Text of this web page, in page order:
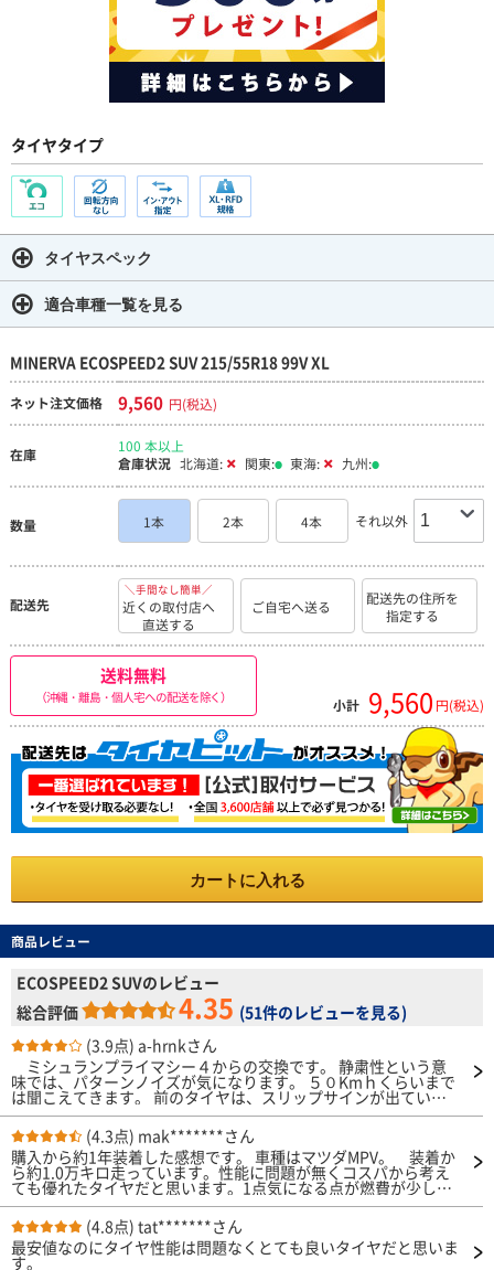
タイヤタイプ
タイヤスペック
適合車種一覧を見る
MINERVA ECOSPEED2 SUV 215/55R18 99V XL
ネット注文価格 9,560 円(税込)
在庫
100 本以上
倉庫状況 北海道: 関東: 東海: 九州:
数量 1本 2本 4本 それ以外
配送先
＼手間なし簡単／
近くの取付店へ
直送する
ご自宅へ送る
配送先の住所を
指定する
送料無料
（沖縄・離島・個人宅への配送を除く） 小計 9,560 円(税込)
カートに入れる
商品レビュー
ECOSPEED2 SUVのレビュー
総合評価
4.35 (51件のレビューを見る)
(3.9点) a-hrnkさん
ミシュランプライマシー４からの交換です。 静粛性という意
味では、パターンノイズが気になります。 ５０Kmｈくらいまで
は聞こえてきます。 前のタイヤは、スリップサインが出ている
程度まで使ったので、パターンノイズがどんな感じだったか覚え
ていませんが、ＢＥＶなので室内が静かなせいか、よく聞こえて
きます。逆にスピード感覚がつかみやすいです。 オールシー
ズンタイヤではないのに、Ｍ＋Ｓマークがありました。 ＳＮＯ
Ｗマークが無いので雪道は走れないでしょうけど、少しならいけ
るんでしょうか？
(4.3点) mak*******さん
購入から約1年装着した感想です。 車種はマツダMPV。 装着か
ら約1.0万キロ走っています。性能に問題が無くコスパから考え
ても優れたタイヤだと思います。1点気になる点が燃費が少し悪
くなったのかな？と感じます。空気圧等で少しは燃費が良くなる
のでしょうか。
(4.8点) tat*******さん
最安値なのにタイヤ性能は問題なくとても良いタイヤだと思いま
す。